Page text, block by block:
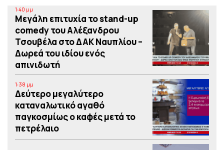
1:40 μμ
Μεγάλη επιτυχία το stand-up
comedy του Αλέξανδρου
Τσουβέλα στο ΔΑΚ Ναυπλίου –
Δωρεά του ιδίου ενός
απινιδωτή
1:38 μμ
Δεύτερο μεγαλύτερο
καταναλωτικό αγαθό
παγκοσμίως ο καφές μετά το
πετρέλαιο